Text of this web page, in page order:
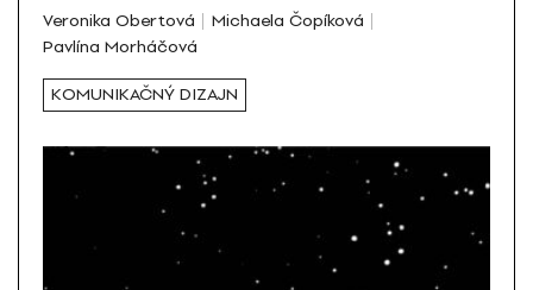
Veronika Obertová
Michaela Čopíková
Pavlína Morháčová
KOMUNIKAČNÝ DIZAJN